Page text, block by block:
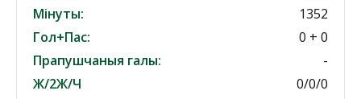
Мінуты:
1352
Гол+Пас:
0 + 0
Прапушчаныя галы:
-
Ж/2Ж/Ч
0/0/0